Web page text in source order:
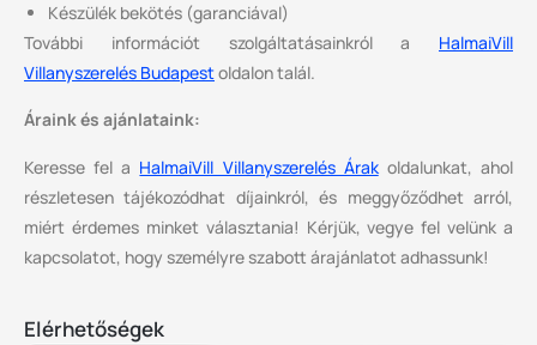
Készülék bekötés (garanciával)
További információt szolgáltatásainkról a HalmaiVill
Villanyszerelés Budapestoldalon talál.
Áraink és ajánlataink:
Keresse fel a HalmaiVill Villanyszerelés Árakoldalunkat, ahol
részletesen tájékozódhat díjainkról, és meggyőződhet arról,
miért érdemes minket választania! Kérjük, vegye fel velünk a
kapcsolatot, hogy személyre szabott árajánlatot adhassunk!
Elérhetőségek